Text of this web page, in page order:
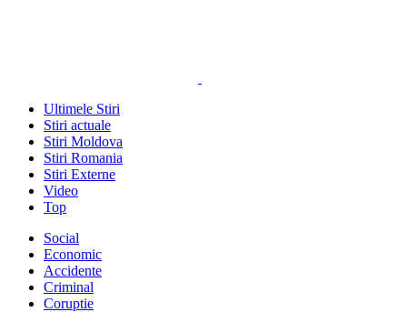
Ultimele Stiri
Stiri actuale
Stiri Moldova
Stiri Romania
Stiri Externe
Video
Top
Social
Economic
Accidente
Criminal
Coruptie